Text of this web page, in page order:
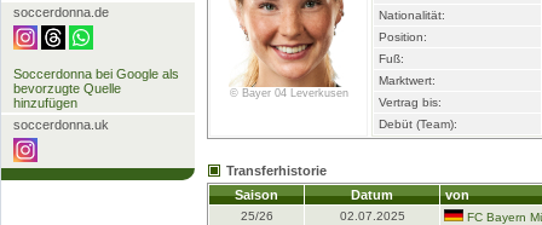
soccerdonna.de
Soccerdonna bei Google als
bevorzugte Quelle
hinzufügen
soccerdonna.uk
© Bayer 04 Leverkusen
Nationalität:
Position:
Fuß:
Marktwert:
Vertrag bis:
Debüt (Team):
Transferhistorie
Saison
Datum von
25/26 02.07.2025
FC Bayern